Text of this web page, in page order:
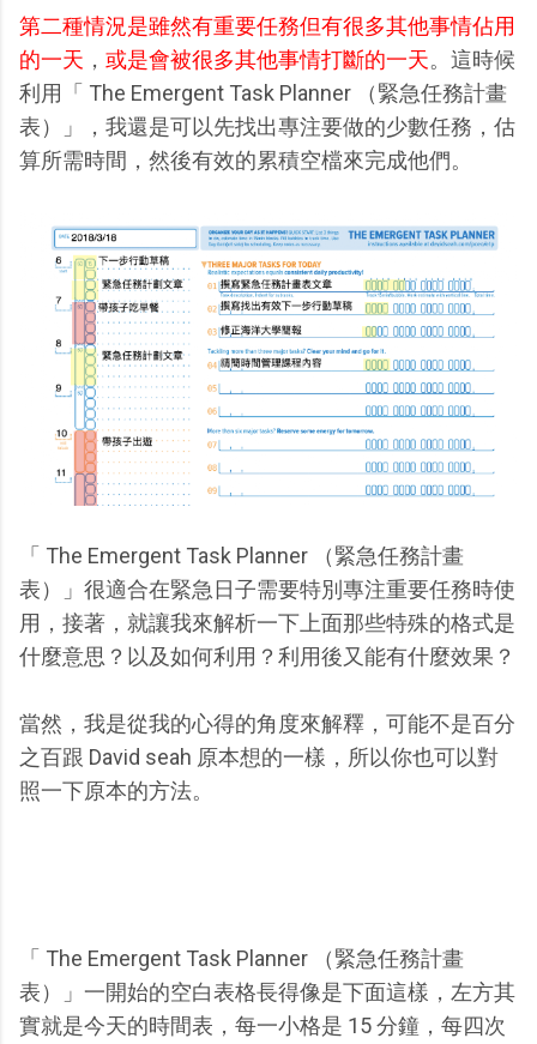
第二種情況是雖然有重要任務但有很多其他事情佔用
的一天 ， 或是會被很多其他事情打斷的一天。這時候
利用「 The Emergent Task Planner （緊急任務計畫
表）」，我還是可以先找出專注要做的少數任務，估
算所需時間，然後有效的累積空檔來完成他們。
「 The Emergent Task Planner （緊急任務計畫
表）」很適合在緊急日子需要特別專注重要任務時使
用，接著，就讓我來解析一下上面那些特殊的格式是
什麼意思？以及如何利用？利用後又能有什麼效果？
當然，我是從我的心得的角度來解釋，可能不是百分
之百跟 David seah 原本想的一樣，所以你也可以對
照一下原本的方法。
「 The Emergent Task Planner （緊急任務計畫
表）」一開始的空白表格長得像是下面這樣，左方其
實就是今天的時間表，每一小格是 15 分鐘，每四次